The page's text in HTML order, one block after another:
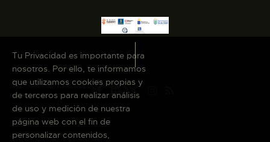
Tu Privacidad es importante para
nosotros. Por ello, te informamos
que utilizamos cookies propias y
de terceros para realizar análisis
de uso y medición de nuestra
página web con el fin de
personalizar contenidos,